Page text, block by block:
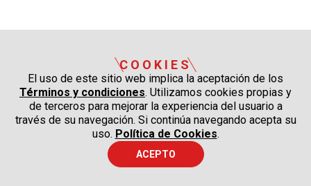
COOKIES
El uso de este sitio web implica la aceptación de los
Términos y condiciones. Utilizamos cookies propias y
de terceros para mejorar la experiencia del usuario a
través de su navegación. Si continúa navegando acepta su
uso. Política de Cookies.
ACEPTO